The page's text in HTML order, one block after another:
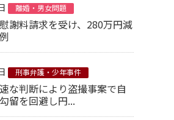
離婚・男女問題
謝料請求を受け、280万円減
刑事弁護・少年事件
な判断により盗撮事案で自
留を回避し円...